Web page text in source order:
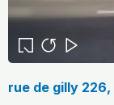
rue de gilly